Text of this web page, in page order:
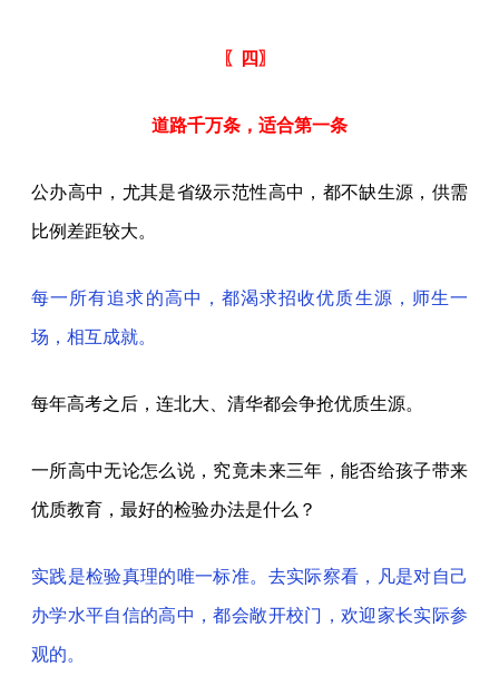
〖四〗
道路千万条，适合第一条
公办高中，尤其是省级示范性高中，都不缺生源，供需
比例差距较大。
每一所有追求的高中，都渴求招收优质生源，师生一
场，相互成就。
每年高考之后，连北大、清华都会争抢优质生源。
一所高中无论怎么说，究竟未来三年，能否给孩子带来
优质教育，最好的检验办法是什么？
实践是检验真理的唯一标准。去实际察看，凡是对自己
办学水平自信的高中，都会敞开校门，欢迎家长实际参
观的。